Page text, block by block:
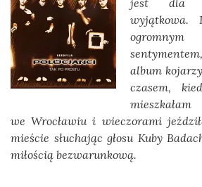
wyjątkowa.
ogromnym
album
czasem,
mieszkałam
we Wrocławiu i wieczorami
mieście słuchając głosu Kuby
miłością bezwarunkową.